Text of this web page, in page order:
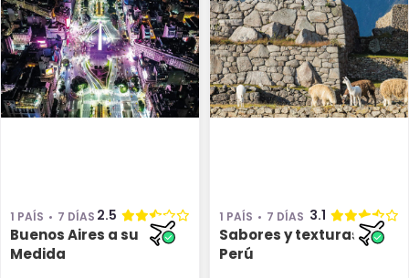
1 PAÍS 7 DÍAS 2.5
Buenos Aires a su
Medida
1 PAÍS 7 DÍAS 3.1
Sabores y texturas de
Perú